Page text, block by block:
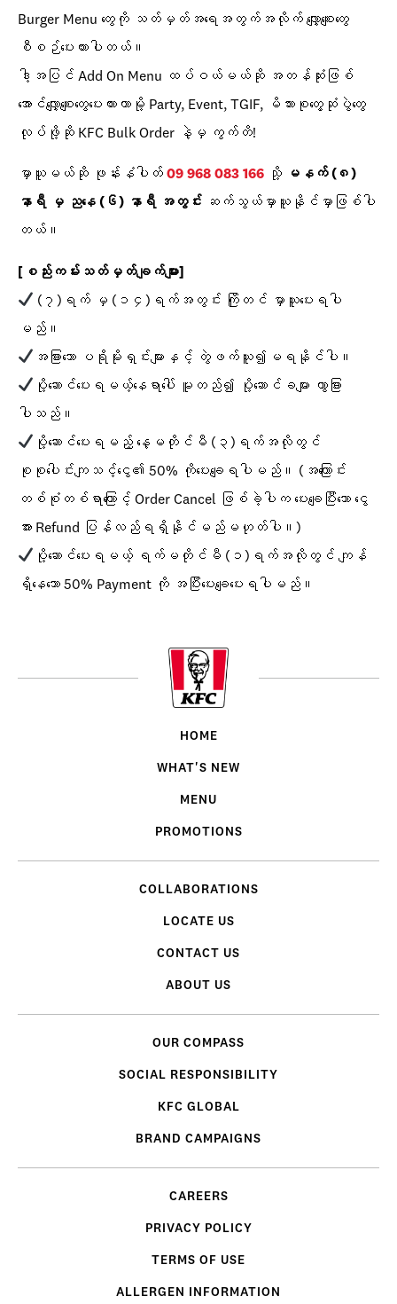
Burger Menu တွေကို သတ်မှတ်အရေအတွက်အလိုက် လျှော့စျေးတွေ
စီစဉ်ပေးထားပါတယ်။
ဒါ့အပြင် Add On Menu ထပ်ဝယ်မယ်ဆို အတန်ဆုံးဖြစ်
အောင်လျှော့စျေးတွေပေးထားတာမို့ Party, Event, TGIF, မိသားစုတွေ့ဆုံပွဲတွေ
လုပ်ဖို့ဆို KFC Bulk Order နဲ့မှ ကွက်တိ!
မှာယူမယ်ဆို ဖုန်းနံပါတ် 09 968 083 166 သို့
မနက် (၈)
နာရီ မှ ညနေ (၆) နာရီ အတွင်း
ဆက်သွယ်မှာယူနိုင်မှာဖြစ်ပါ
တယ်။
[စည်းကမ်းသတ်မှတ်ချက်များ]
(၇)ရက် မှ (၁၄)ရက်အတွင်း ကြိုတင် မှာယူပေးရပါ
မည်။
အခြားသော ပရိုမိုးရှင်းများနှင့် တွဲဖက်ယူ၍မရနိုင်ပါ။
ပို့ဆောင်ပေးရမယ့်နေရာပေါ် မူတည်၍ ပို့ဆောင်ခများ ကွာခြား
ပါသည်။
ပို့ဆောင်ပေးရမည့် နေ့မတိုင်မီ (၃)ရက်အလိုတွင်
စုစုပေါင်းကျသင့်ငွေ၏ 50% ကိုပေးချေရပါမည်။ (အကြောင်း
တစ်စုံတစ်ရာကြောင့် Order Cancel ဖြစ်ခဲ့ပါက ပေးချေပြီးသော ငွေ
အား Refund ပြန်လည်ရရှိနိုင်မည်မဟုတ်ပါ။)
ပို့ဆောင်ပေးရမယ့် ရက်မတိုင်မီ (၁)ရက်အလိုတွင် ကျန်
ရှိနေသော 50% Payment ကို အပြီးပေးချေပေးရပါမည်။
HOME
WHAT'S NEW
MENU
PROMOTIONS
COLLABORATIONS
LOCATE US
CONTACT US
ABOUT US
OUR COMPASS
SOCIAL RESPONSIBILITY
KFC GLOBAL
BRAND CAMPAIGNS
CAREERS
PRIVACY POLICY
TERMS OF USE
ALLERGEN INFORMATION